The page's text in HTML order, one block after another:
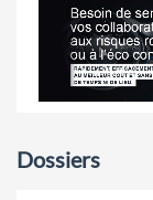
Dossiers